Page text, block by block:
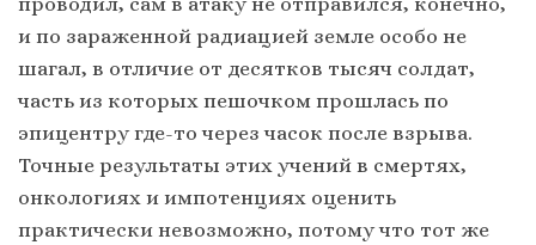
и по зараженной радиацией земле особо не
шагал, в отличие от десятков тысяч солдат,
часть из которых пешочком прошлась по
эпицентру где-то через часок после взрыва.
Точные результаты этих учений в смертях,
онкологиях и импотенциях оценить
практически невозможно, потому что тот же